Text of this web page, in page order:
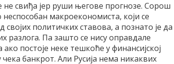
свиђа јер руши његове прогнозе. Сорош
макроекономиста, који се
политичких ставова, а познато је да
разлога. Па зашто се нису оправдале
постоје неке тешкоће у финансијској
банкрот. Али Русија нема никаквих